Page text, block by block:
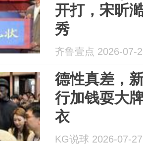
开打，宋昕
秀
齐鲁壹点 2026-07-
德性真差，
行加钱耍大
衣
KG说球 2026-07-27